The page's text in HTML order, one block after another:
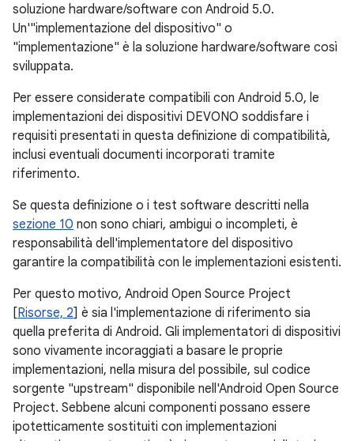
soluzione hardware/software con Android 5.0.
Un'"implementazione del dispositivo" o
"implementazione" è la soluzione hardware/software così
sviluppata.
Per essere considerate compatibili con Android 5.0, le
implementazioni dei dispositivi DEVONO soddisfare i
requisiti presentati in questa definizione di compatibilità,
inclusi eventuali documenti incorporati tramite
riferimento.
Se questa definizione o i test software descritti nella
sezione 10 non sono chiari, ambigui o incompleti, è
responsabilità dell'implementatore del dispositivo
garantire la compatibilità con le implementazioni esistenti.
Per questo motivo, Android Open Source Project
[Risorse, 2] è sia l'implementazione di riferimento sia
quella preferita di Android. Gli implementatori di dispositivi
sono vivamente incoraggiati a basare le proprie
implementazioni, nella misura del possibile, sul codice
sorgente "upstream" disponibile nell'Android Open Source
Project. Sebbene alcuni componenti possano essere
ipotetticamente sostituiti con implementazioni